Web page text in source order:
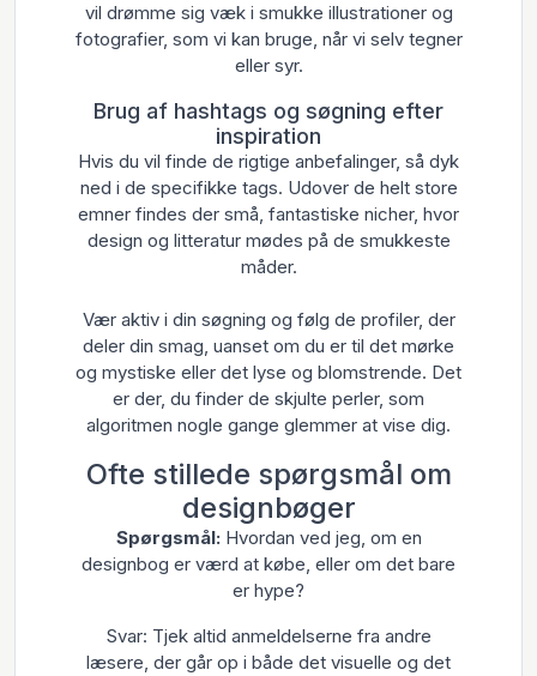
vil drømme sig væk i smukke illustrationer og
fotografier, som vi kan bruge, når vi selv tegner
eller syr.
Brug af hashtags og søgning efter
inspiration
Hvis du vil finde de rigtige anbefalinger, så dyk
ned i de specifikke tags. Udover de helt store
emner findes der små, fantastiske nicher, hvor
design og litteratur mødes på de smukkeste
måder.
Vær aktiv i din søgning og følg de profiler, der
deler din smag, uanset om du er til det mørke
og mystiske eller det lyse og blomstrende. Det
er der, du finder de skjulte perler, som
algoritmen nogle gange glemmer at vise dig.
Ofte stillede spørgsmål om
designbøger
Spørgsmål: Hvordan ved jeg, om en
designbog er værd at købe, eller om det bare
er hype?
Svar: Tjek altid anmeldelserne fra andre
læsere, der går op i både det visuelle og det